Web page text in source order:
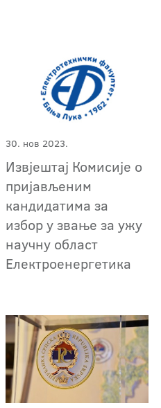
30. нов 2023.
Извјештај Комисије о
пријављеним
кандидатима за
избор у звање за ужу
научну област
Електроенергетика